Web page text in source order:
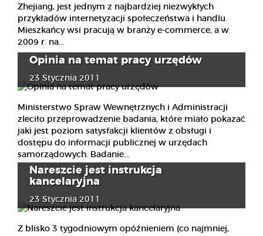
Zhejiang, jest jednym z najbardziej niezwykłych
przykładów internetyzacji społeczeństwa i handlu.
Mieszkańcy wsi pracują w branży e-commerce, a w
2009 r. na...
Opinia na temat pracy urzędów
23 Stycznia 2011
Ministerstwo Spraw Wewnętrznych i Administracji
zleciło przeprowadzenie badania, które miało pokazać
jaki jest poziom satysfakcji klientów z obsługi i
dostępu do informacji publicznej w urzędach
samorządowych. Badanie...
Nareszcie jest instrukcja
kancelaryjna
23 Stycznia 2011
Z blisko 3 tygodniowym opóźnieniem (co najmniej,